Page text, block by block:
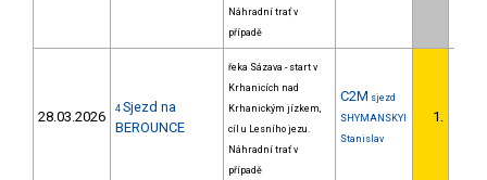
Náhradní trať v
případě
28.03.2026 4 Sjezd na
BEROUNCE
řeka Sázava - start v
Krhanicích nad
Krhanickým jízkem,
cíl u Lesního jezu.
Náhradní trať v
případě
C2M sjezd
SHYMANSKYI
Stanislav
1.